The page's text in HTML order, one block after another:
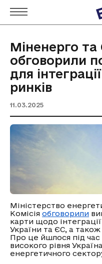
Міненерго та
обговорили
для
ринків
11.03.2025
Міністерство
Комісія обговорили
карти щодо
України та ЄС, а також
Про це йшлося під час
високого рівня
енергетичного